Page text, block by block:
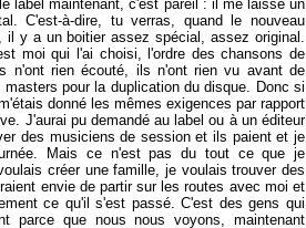
label maintenant, c'est pareil : il me laisse un
C'est-à-dire, tu verras, quand le nouveau
il y a un boitier assez spécial, assez original.
moi qui l'ai choisi, l'ordre des chansons de
n'ont rien écouté, ils n'ont rien vu avant de
masters pour la duplication du disque. Donc si
donné les mêmes exigences par rapport
J'aurai pu demandé au label ou à un éditeur
des musiciens de session et ils paient et je
Mais ce n'est pas du tout ce que je
créer une famille, je voulais trouver des
envie de partir sur les routes avec moi et
ce qu'il s'est passé. C'est des gens qui
parce que nous nous voyons, maintenant